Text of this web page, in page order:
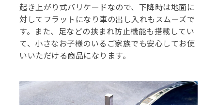
起き上がり式バリケードなので、下降時は地面に
対してフラットになり車の出し入れもスムーズで
す。また、足などの挟まれ防止機能も搭載してい
て、小さなお子様のいるご家族でも安心してお使
いいただける商品になります。